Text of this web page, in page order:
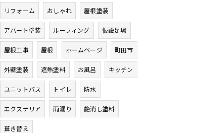
リフォーム おしゃれ 屋根塗装
アパート塗装 ルーフィング 仮設足場
屋根工事 屋根 ホームページ 町田市
外壁塗装 遮熱塗料 お風呂 キッチン
ユニットバス トイレ 防水
エクステリア 雨漏り 艶消し塗料
葺き替え